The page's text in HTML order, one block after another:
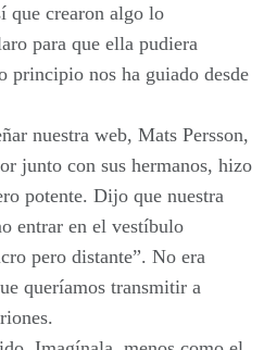
que crearon algo lo
para que ella pudiera
principio nos ha guiado desde
nuestra web, Mats Persson,
junto con sus hermanos, hizo
potente. Dijo que nuestra
entrar en el vestíbulo
pero distante”. No era
queríamos transmitir a